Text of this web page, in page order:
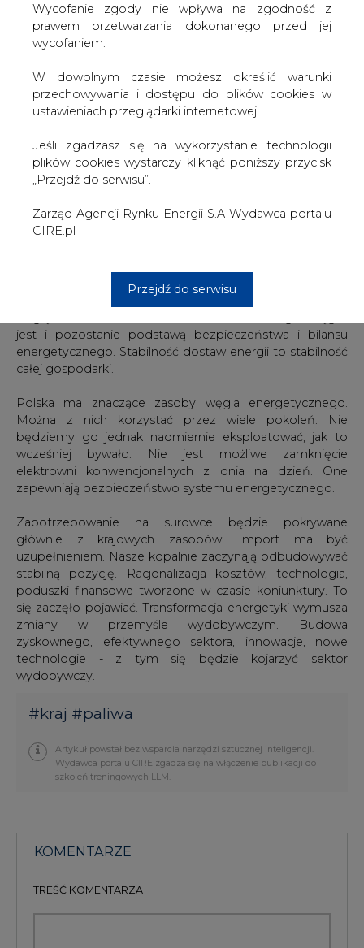
Wycofanie zgody nie wpływa na zgodność z
prawem przetwarzania dokonanego przed jej
wycofaniem.
W dowolnym czasie możesz określić warunki
przechowywania i dostępu do plików cookies w
ustawieniach przeglądarki internetowej.
Jeśli zgadzasz się na wykorzystanie technologii
plików cookies wystarczy kliknąć poniższy przycisk
„Przejdź do serwisu”.
Zarząd Agencji Rynku Energii S.A Wydawca portalu
CIRE.pl
Przejdź do serwisu
- Patrząc na przekazy medialne można odnieść wrażenie,
że nie jesteśmy trendy. Warto wziąć jednak pod uwagę,
że tylko zdrowe ryby mają siłę płynąć pod prąd. Ta
wydobywczego to jest wartość w naszej dyskusji.
Zakłócanie przekazu świadczy o tym, że nie chciano, aby
nasz głos był słyszany. Tak, jakby próbowano nas
niczego robić kosztem odnawialnych źródeł energii,
chcemy jednak, by doceniono nasz sektor wydobywczy i
energetykę, pozostawiono im należne miejsce.
Bezpieczeństwo energetyczne to jeden z elementów
bezpieczeństwa państwa w ogóle. Zadaniem rządu jest
zasobów surowców energetycznych to dobrodziejstwo,
dar. Dzięki temu Polska jest w czołówce krajów UE pod
jest i pozostanie podstawą bezpieczeństwa i bilansu
energetycznego. Stabilność dostaw energii to stabilność
całej gospodarki.
Polska ma znaczące zasoby węgla energetycznego.
Można z nich korzystać przez wiele pokoleń. Nie
będziemy go jednak nadmiernie eksploatować, jak to
wcześniej bywało. Nie jest możliwe zamknięcie
elektrowni konwencjonalnych z dnia na dzień. One
zapewniają bezpieczeństwo systemu energetycznego.
Zapotrzebowanie na surowce będzie pokrywane
głównie z krajowych zasobów. Import ma być
uzupełnieniem. Nasze kopalnie zaczynają odbudowywać
stabilną pozycję. Racjonalizacja kosztów, technologia,
poduszki finansowe tworzone w czasie koniunktury. To
się zaczęło pojawiać. Transformacja energetyki wymusza
zmiany w przemyśle wydobywczym. Budowa
zyskownego, efektywnego sektora, innowacje, nowe
technologie - z tym się będzie kojarzyć sektor
wydobywczy.
#kraj #paliwa
Artykuł powstał bez wsparcia narzędzi sztucznej inteligencji.
Wydawca portalu CIRE zgadza się na włączenie publikacji do
szkoleń treningowych LLM.
KOMENTARZE
TREŚĆ KOMENTARZA